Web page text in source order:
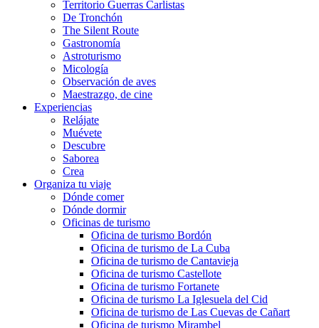
Territorio Guerras Carlistas
De Tronchón
The Silent Route
Gastronomía
Astroturismo
Micología
Observación de aves
Maestrazgo, de cine
Experiencias
Relájate
Muévete
Descubre
Saborea
Crea
Organiza tu viaje
Dónde comer
Dónde dormir
Oficinas de turismo
Oficina de turismo Bordón
Oficina de turismo de La Cuba
Oficina de turismo de Cantavieja
Oficina de turismo Castellote
Oficina de turismo Fortanete
Oficina de turismo La Iglesuela del Cid
Oficina de turismo de Las Cuevas de Cañart
Oficina de turismo Mirambel